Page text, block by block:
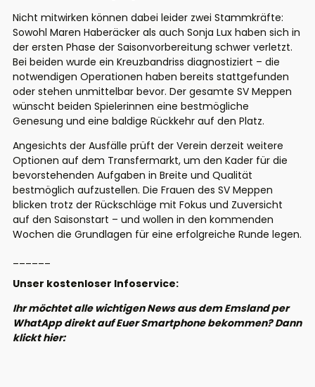
Nicht mitwirken können dabei leider zwei Stammkräfte:
Sowohl Maren Haberäcker als auch Sonja Lux haben sich in
der ersten Phase der Saisonvorbereitung schwer verletzt.
Bei beiden wurde ein Kreuzbandriss diagnostiziert – die
notwendigen Operationen haben bereits stattgefunden
oder stehen unmittelbar bevor. Der gesamte SV Meppen
wünscht beiden Spielerinnen eine bestmögliche
Genesung und eine baldige Rückkehr auf den Platz.
Angesichts der Ausfälle prüft der Verein derzeit weitere
Optionen auf dem Transfermarkt, um den Kader für die
bevorstehenden Aufgaben in Breite und Qualität
bestmöglich aufzustellen. Die Frauen des SV Meppen
blicken trotz der Rückschläge mit Fokus und Zuversicht
auf den Saisonstart – und wollen in den kommenden
Wochen die Grundlagen für eine erfolgreiche Runde legen.
Unser kostenloser Infoservice:
Ihr möchtet alle wichtigen News aus dem Emsland per
WhatApp direkt auf Euer Smartphone bekommen? Dann
klickt hier: